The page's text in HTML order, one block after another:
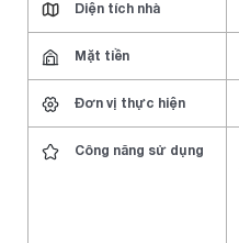
Diện tích nhà
Mặt tiền
Đơn vị thực hiện
Công năng sử dụng